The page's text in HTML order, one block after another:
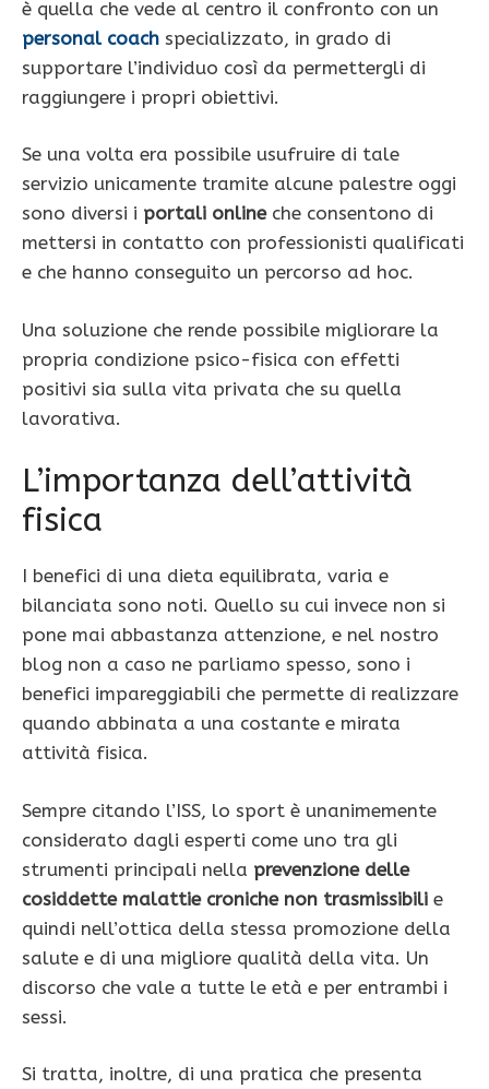
è quella che vede al centro il confronto con un
personal coach specializzato, in grado di
supportare l’individuo così da permettergli di
raggiungere i propri obiettivi.
Se una volta era possibile usufruire di tale
servizio unicamente tramite alcune palestre oggi
sono diversi i portali onlineche consentono di
mettersi in contatto con professionisti qualificati
e che hanno conseguito un percorso ad hoc.
Una soluzione che rende possibile migliorare la
propria condizione psico-fisica con effetti
positivi sia sulla vita privata che su quella
lavorativa.
L’importanza dell’attività
fisica
I benefici di una dieta equilibrata, varia e
bilanciata sono noti. Quello su cui invece non si
pone mai abbastanza attenzione, e nel nostro
blog non a caso ne parliamo spesso, sono i
benefici impareggiabili che permette di realizzare
quando abbinata a una costante e mirata
attività fisica.
Sempre citando l’ISS, lo sport è unanimemente
considerato dagli esperti come uno tra gli
strumenti principali nella prevenzione delle
cosiddette malattie croniche non trasmissibili e
quindi nell’ottica della stessa promozione della
salute e di una migliore qualità della vita. Un
discorso che vale a tutte le età e per entrambi i
sessi.
Si tratta, inoltre, di una pratica che presenta